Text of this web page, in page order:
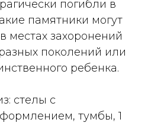
погибли в
памятники могут
местах захоронений
поколений или
ребенка.
стелы с
тумбы, 1